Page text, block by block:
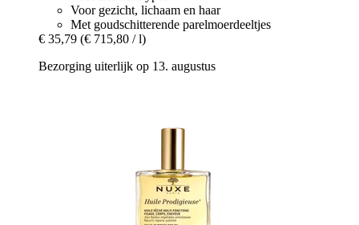
Voor gezicht, lichaam en haar
Met goudschitterende parelmoerdeeltjes
€ 35,79 (€ 715,80 / l)
Bezorging uiterlijk op 13. augustus